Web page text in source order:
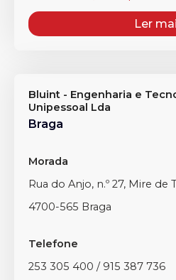
Ler
Bluint - Engenharia e
Unipessoal Lda
Braga
Morada
Rua do Anjo, n.º 27, Mire de
4700-565 Braga
Telefone
253 305 400 / 915 387 736